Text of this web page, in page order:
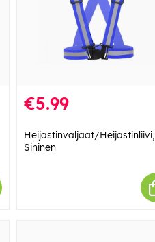
€5.99
Heijastinvaljaat/Heijastinliivi,
Sininen